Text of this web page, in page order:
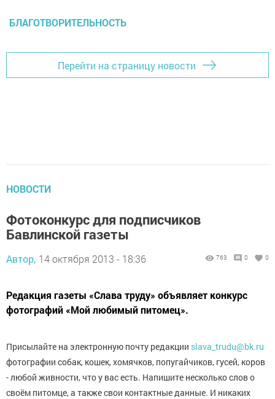
БЛАГОТВОРИТЕЛЬНОСТЬ
Перейти на страницу новости
НОВОСТИ
Фотоконкурс для подписчиков
Бавлинской газеты
Автор, 14 октября 2013 - 18:36 763 0 0
Редакция газеты «Слава труду» объявляет конкурс
фотографий «Мой любимый питомец».
Присылайте на электронную почту редакции slava_trudu@bk.ru
фотографии собак, кошек, хомячков, попугайчиков, гусей, коров
- любой живности, что у вас есть. Напишите несколько слов о
своём питомце, а также свои контактные данные. И никаких